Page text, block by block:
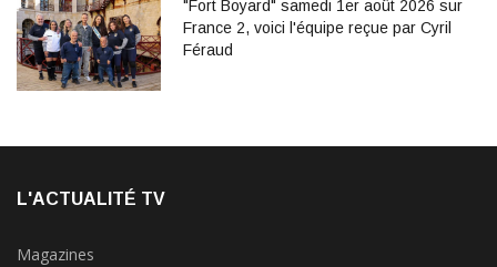
"Fort Boyard" samedi 1er août 2026 sur
France 2, voici l'équipe reçue par Cyril
Féraud
L'ACTUALITÉ TV
Magazines